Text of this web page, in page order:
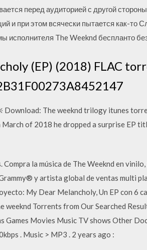
перед аудиторией с другой
и при этом всячески пытается как-то
The Weeknd беспланто
(EP) (2018) FLAC
Download: The weeknd trilogy itunes
of 2018 he dropped a surprise EP
la música de The Weeknd en
y artista global de ventas multi
My Dear Melancholy, Un EP con 6
weeknd Torrents from Our Searched
Movies Music TV shows Other
. Music > MP3 . 2 years ago :